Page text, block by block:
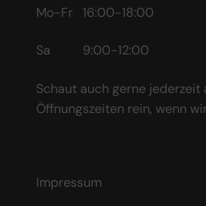
Mo-Fr 16:00-18:00
Sa 9:00-12:00
Schaut auch gerne
Öffnungszeiten rein, wenn
Impressum